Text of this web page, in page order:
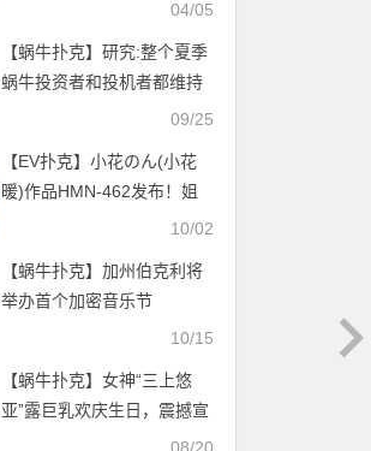
04/05
【蜗牛扑克】研究:整个夏季
蜗牛投资者和投机者都维持
09/25
【EV扑克】小花のん(小花
暖)作品HMN-462发布！姐
姐的好友私下竟是外送茶
专属性奴隶【EV扑克官网】
10/02
【蜗牛扑克】加州伯克利将
举办首个加密音乐节
10/15
【蜗牛扑克】女神“三上悠
亚”露巨乳欢庆生日，震撼宣
08/20